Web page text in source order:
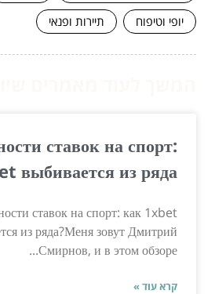
יופי וטיפוח
תיירות ופנאי
ставок на спорт:
выбивается из ряда?
ставок на спорт: как 1xbet
из ряда?Меня зовут Дмитрий
Смирнов, и в этом обзоре...
קרא עוד »